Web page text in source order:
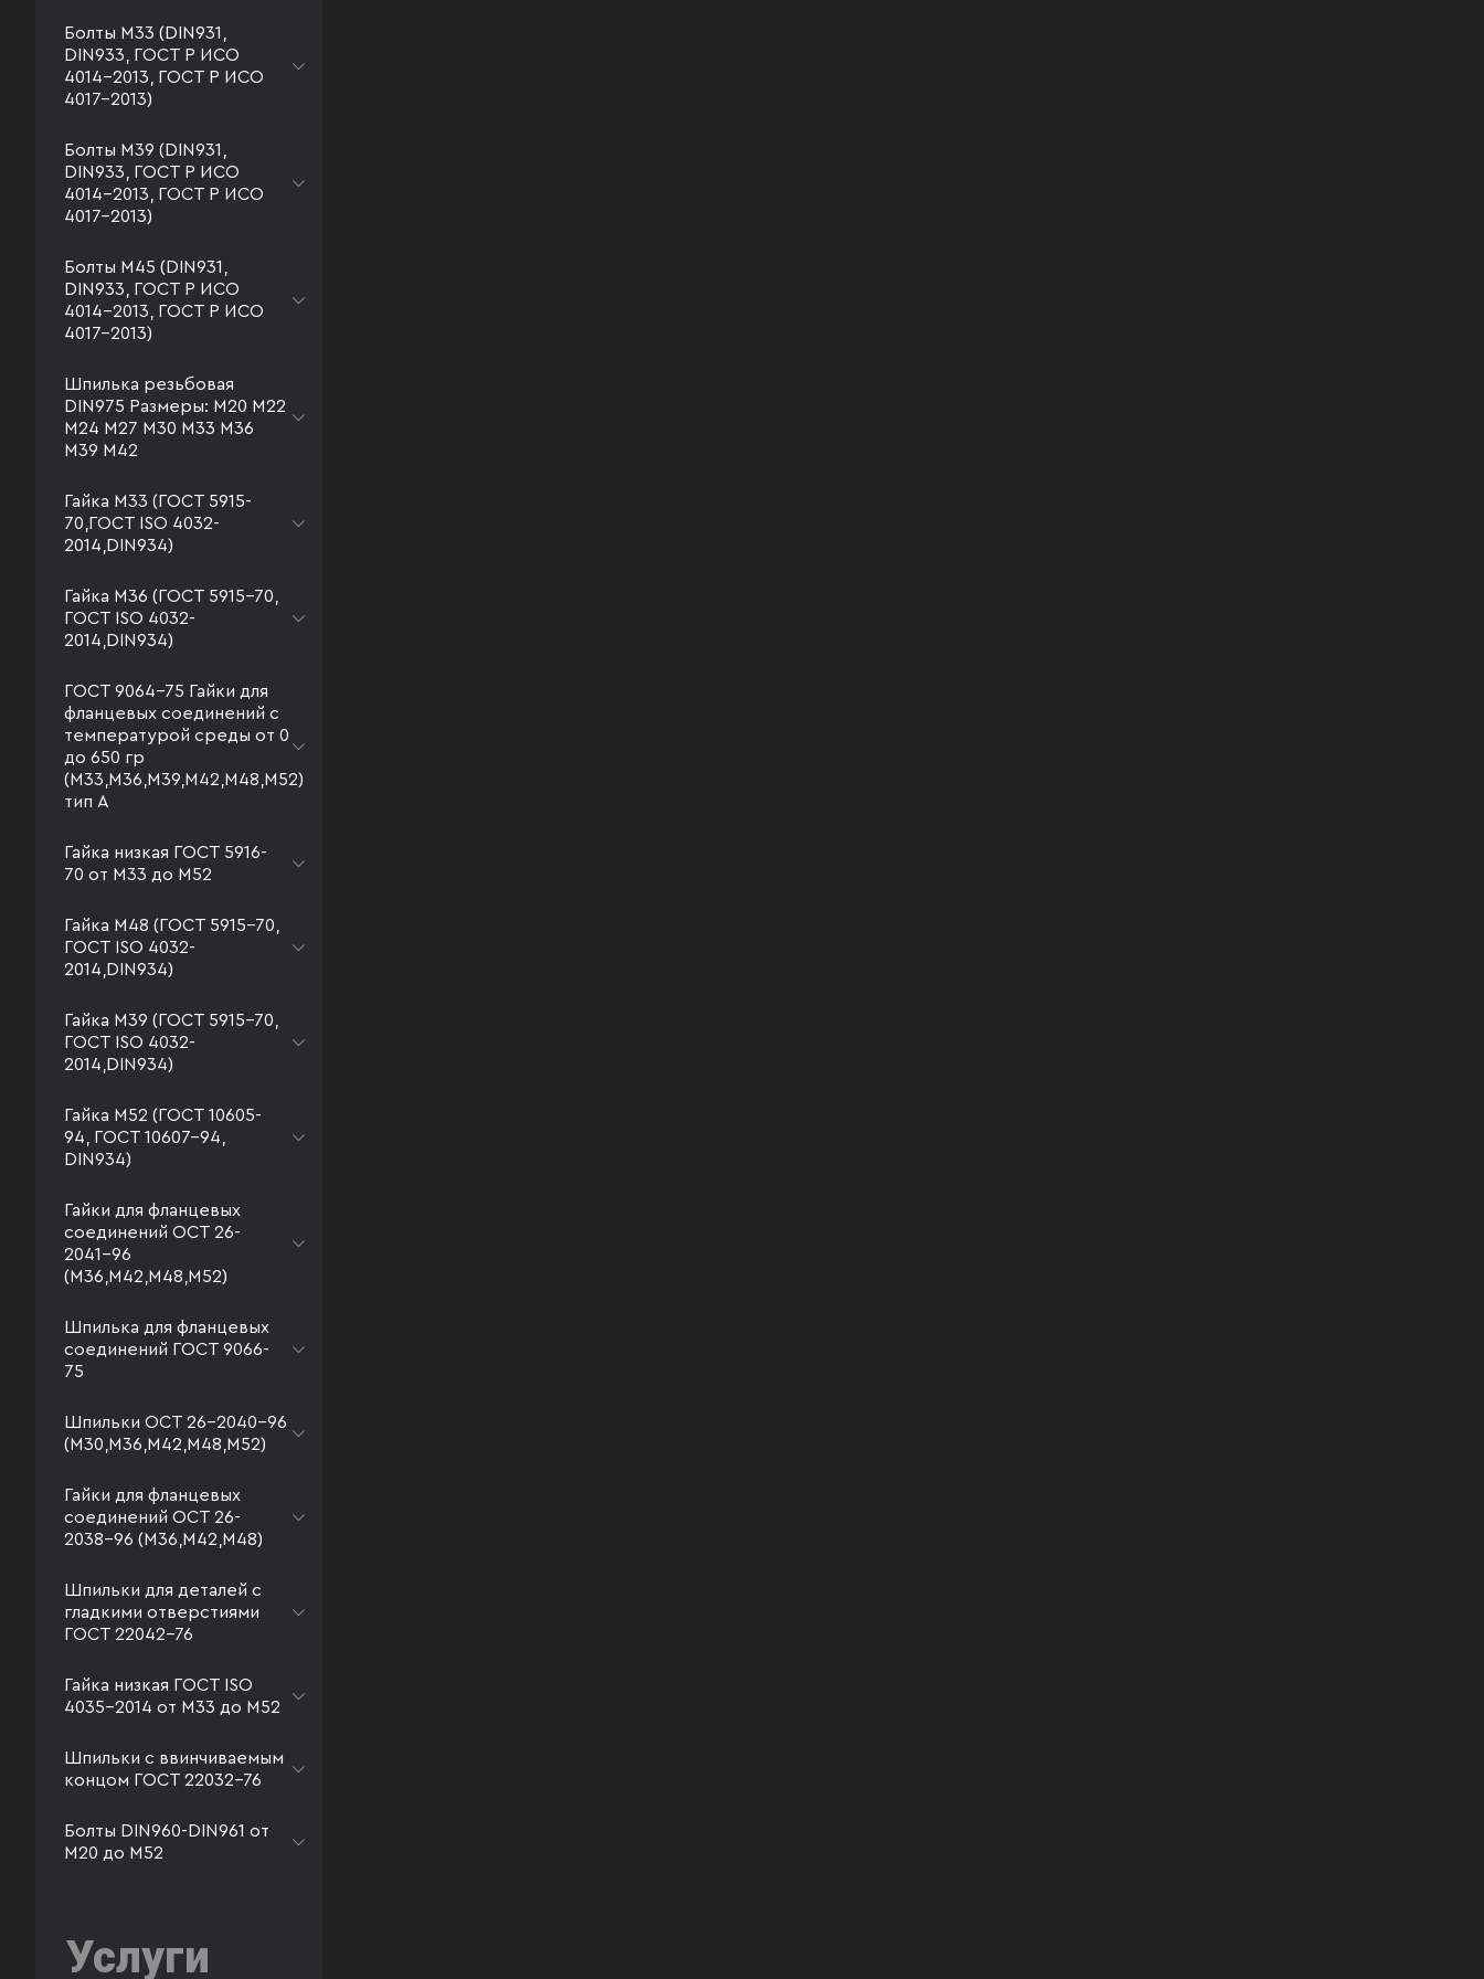
Болты М33 (DIN931,
DIN933, ГОСТ Р ИСО
4014-2013, ГОСТ Р ИСО
4017-2013)
Болты М39 (DIN931,
DIN933, ГОСТ Р ИСО
4014-2013, ГОСТ Р ИСО
4017-2013)
Болты М45 (DIN931,
DIN933, ГОСТ Р ИСО
4014-2013, ГОСТ Р ИСО
4017-2013)
Шпилька резьбовая
DIN975 Размеры: М20 М22
М24 М27 М30 М33 М36
М39 М42
Гайка М33 (ГОСТ 5915-
70,ГОСТ ISO 4032-
2014,DIN934)
Гайка М36 (ГОСТ 5915-70,
ГОСТ ISO 4032-
2014,DIN934)
ГОСТ 9064-75 Гайки для
фланцевых соединений с
температурой среды от 0
до 650 гр
(М33,М36,М39,М42,М48,М52)
тип А
Гайка низкая ГОСТ 5916-
70 от М33 до М52
Гайка М48 (ГОСТ 5915-70,
ГОСТ ISO 4032-
2014,DIN934)
Гайка М39 (ГОСТ 5915-70,
ГОСТ ISO 4032-
2014,DIN934)
Гайка М52 (ГОСТ 10605-
94, ГОСТ 10607-94,
DIN934)
Гайки для фланцевых
соединений ОСТ 26-
2041-96
(М36,М42,М48,М52)
Шпилька для фланцевых
соединений ГОСТ 9066-
75
Шпильки ОСТ 26-2040-96
(М30,М36,М42,М48,М52)
Гайки для фланцевых
соединений ОСТ 26-
2038-96 (М36,М42,М48)
Шпильки для деталей с
гладкими отверстиями
ГОСТ 22042-76
Гайка низкая ГОСТ ISO
4035-2014 от М33 до М52
Шпильки с ввинчиваемым
концом ГОСТ 22032-76
Болты DIN960-DIN961 от
М20 до М52
Услуги